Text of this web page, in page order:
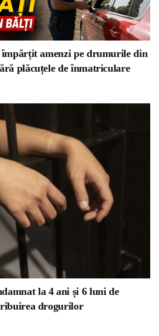
amenzi pe drumurile din
plăcuțele de înmatriculare
la 4 ani și 6 luni de
drogurilor